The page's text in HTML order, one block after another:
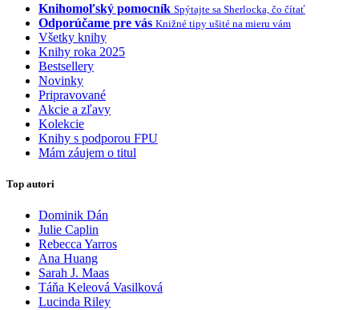
Knihomoľský pomocník Spýtajte sa Sherlocka, čo čítať
Odporúčame pre vás Knižné tipy ušité na mieru vám
Všetky knihy
Knihy roka 2025
Bestsellery
Novinky
Pripravované
Akcie a zľavy
Kolekcie
Knihy s podporou FPU
Mám záujem o titul
Top autori
Dominik Dán
Julie Caplin
Rebecca Yarros
Ana Huang
Sarah J. Maas
Táňa Keleová Vasilková
Lucinda Riley